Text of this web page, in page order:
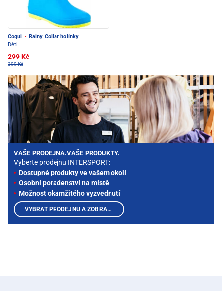
Coqui · Rainy Collar holínky
Děti
299 Kč
399 Kč
VAŠE PRODEJNA.VAŠE PRODUKTY.
Vyberte prodejnu INTERSPORT:
Dostupné produkty ve vašem okolí
Osobní poradenství na místě
Možnost okamžitého vyzvednutí
VYBRAT PRODEJNU A ZOBRAZIT PRODUKTY